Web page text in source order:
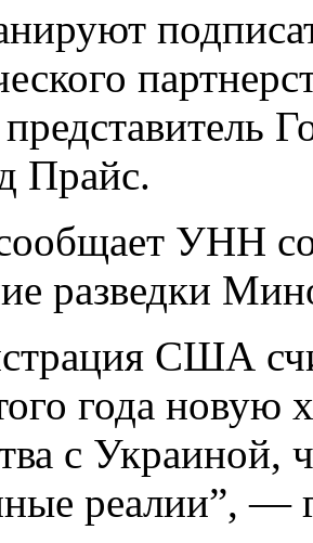
УНН
разведки
США
года новую
с Украиной,
реалии”, —